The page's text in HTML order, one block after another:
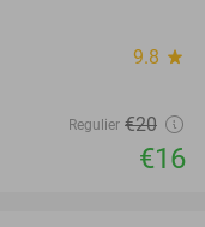
9.8 star
Regulier €20
€16